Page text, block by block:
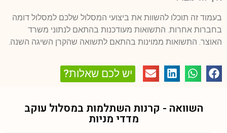
בעמוד זה תוכלו להשוות את ביצועי המסלול שלכם למסלול דומה
בחברות אחרות. התשואות מעודכנות בהתאם לנתוני משרד
האוצר. התשואות ממוינות בהתאם לתשואה שהקרן השיגה השנה.
יש לכם שאלות?
השוואה - קרנות השתלמות במסלול עוקב
מדדי מניות